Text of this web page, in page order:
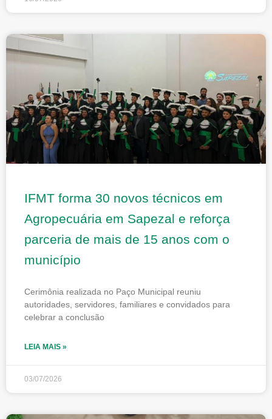
IFMT forma 30 novos técnicos em
Agropecuária em Sapezal e reforça
parceria de mais de 15 anos com o
município
Cerimônia realizada no Paço Municipal reuniu
autoridades, servidores, familiares e convidados para
celebrar a conclusão
LEIA MAIS »
03/07/2026